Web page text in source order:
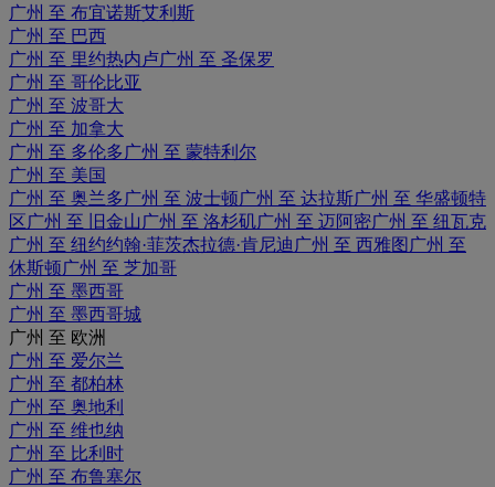
广州 至 布宜诺斯艾利斯
广州 至 巴西
广州 至 里约热内卢广州 至 圣保罗
广州 至 哥伦比亚
广州 至 波哥大
广州 至 加拿大
广州 至 多伦多 广州 至 蒙特利尔
广州 至 美国
广州 至 奥兰多 广州 至 波士顿广州 至 达拉斯广州 至 华盛顿特
区广州 至 旧金山 广州 至 洛杉矶广州 至 迈阿密广州 至 纽瓦克
广州 至 纽约约翰·菲茨杰拉德·肯尼迪 广州 至 西雅图 广州 至
休斯顿广州 至 芝加哥
广州 至 墨西哥
广州 至 墨西哥城
广州 至 欧洲
广州 至 爱尔兰
广州 至 都柏林
广州 至 奥地利
广州 至 维也纳
广州 至 比利时
广州 至 布鲁塞尔